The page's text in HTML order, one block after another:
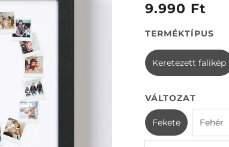
9.990 Ft
TERMÉKTÍPUS
Keretezett falikép
VÁLTOZAT
Fekete Fehér